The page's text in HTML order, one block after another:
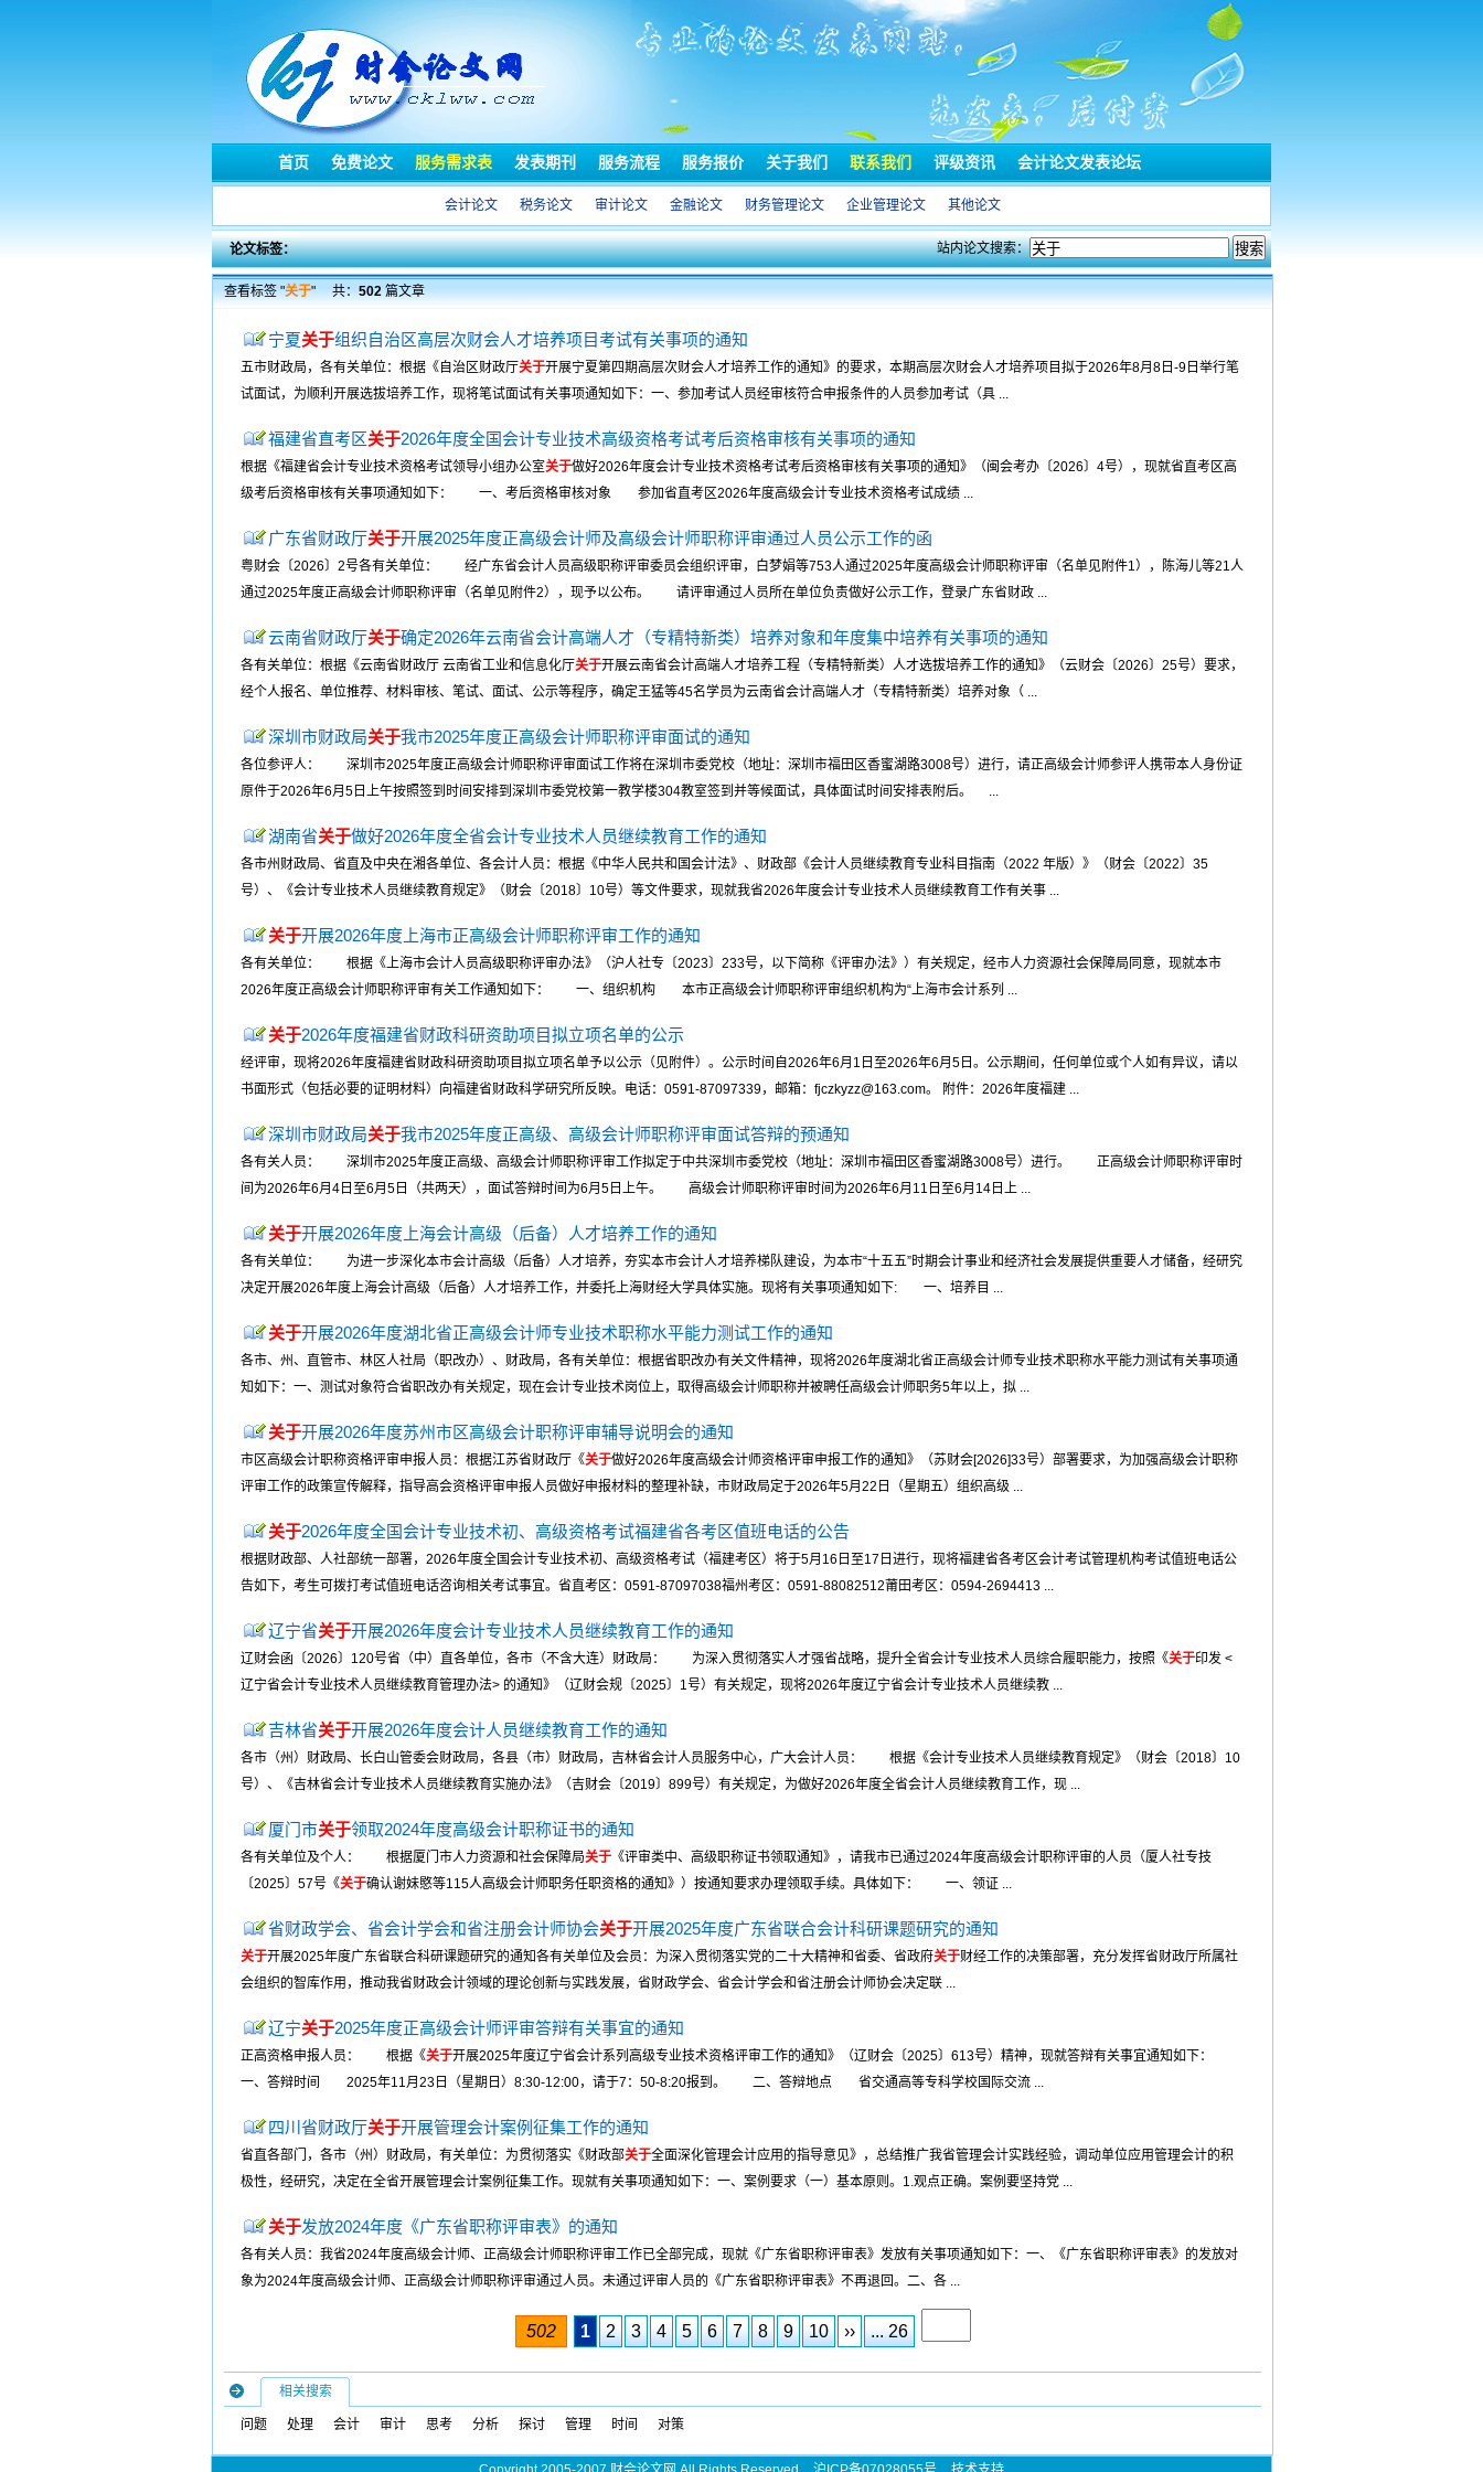
首页 免费论文 服务需求表 发表期刊 服务流程 服务报价 关于我们 联系我们 评级资讯 会计论文发表论坛
会计论文 税务论文 审计论文 金融论文 财务管理论文 企业管理论文 其他论文
论文标签： 站内论文搜索：
查看标签 "关于" 共：502篇文章
宁夏关于组织自治区高层次财会人才培养项目考试有关事项的通知
五市财政局，各有关单位：根据《自治区财政厅关于开展宁夏第四期高层次财会人才培养工作的通知》的要求，本期高层次财会人才培养项目拟于2026年8月8日-9日举行笔
试面试，为顺利开展选拔培养工作，现将笔试面试有关事项通知如下：一、参加考试人员经审核符合申报条件的人员参加考试（具 ...
福建省直考区关于2026年度全国会计专业技术高级资格考试考后资格审核有关事项的通知
根据《福建省会计专业技术资格考试领导小组办公室关于做好2026年度会计专业技术资格考试考后资格审核有关事项的通知》（闽会考办〔2026〕4号），现就省直考区高
级考后资格审核有关事项通知如下： 一、考后资格审核对象 参加省直考区2026年度高级会计专业技术资格考试成绩 ...
广东省财政厅关于开展2025年度正高级会计师及高级会计师职称评审通过人员公示工作的函
粤财会〔2026〕2号各有关单位： 经广东省会计人员高级职称评审委员会组织评审，白梦娟等753人通过2025年度高级会计师职称评审（名单见附件1），陈海儿等21人
通过2025年度正高级会计师职称评审（名单见附件2），现予以公布。 请评审通过人员所在单位负责做好公示工作，登录广东省财政 ...
云南省财政厅关于确定2026年云南省会计高端人才（专精特新类）培养对象和年度集中培养有关事项的通知
各有关单位：根据《云南省财政厅 云南省工业和信息化厅关于开展云南省会计高端人才培养工程（专精特新类）人才选拔培养工作的通知》（云财会〔2026〕25号）要求，
经个人报名、单位推荐、材料审核、笔试、面试、公示等程序，确定王猛等45名学员为云南省会计高端人才（专精特新类）培养对象（ ...
深圳市财政局关于我市2025年度正高级会计师职称评审面试的通知
各位参评人： 深圳市2025年度正高级会计师职称评审面试工作将在深圳市委党校（地址：深圳市福田区香蜜湖路3008号）进行，请正高级会计师参评人携带本人身份证
原件于2026年6月5日上午按照签到时间安排到深圳市委党校第一教学楼304教室签到并等候面试，具体面试时间安排表附后。 ...
湖南省关于做好2026年度全省会计专业技术人员继续教育工作的通知
各市州财政局、省直及中央在湘各单位、各会计人员：根据《中华人民共和国会计法》、财政部《会计人员继续教育专业科目指南（2022 年版）》（财会〔2022〕35
号）、《会计专业技术人员继续教育规定》（财会〔2018〕10号）等文件要求，现就我省2026年度会计专业技术人员继续教育工作有关事 ...
关于开展2026年度上海市正高级会计师职称评审工作的通知
各有关单位： 根据《上海市会计人员高级职称评审办法》（沪人社专〔2023〕233号，以下简称《评审办法》）有关规定，经市人力资源社会保障局同意，现就本市
2026年度正高级会计师职称评审有关工作通知如下： 一、组织机构 本市正高级会计师职称评审组织机构为“上海市会计系列 ...
关于2026年度福建省财政科研资助项目拟立项名单的公示
经评审，现将2026年度福建省财政科研资助项目拟立项名单予以公示（见附件）。公示时间自2026年6月1日至2026年6月5日。公示期间，任何单位或个人如有异议，请以
书面形式（包括必要的证明材料）向福建省财政科学研究所反映。电话：0591-87097339，邮箱：fjczkyzz@163.com。 附件：2026年度福建 ...
深圳市财政局关于我市2025年度正高级、高级会计师职称评审面试答辩的预通知
各有关人员： 深圳市2025年度正高级、高级会计师职称评审工作拟定于中共深圳市委党校（地址：深圳市福田区香蜜湖路3008号）进行。 正高级会计师职称评审时
间为2026年6月4日至6月5日（共两天），面试答辩时间为6月5日上午。 高级会计师职称评审时间为2026年6月11日至6月14日上 ...
关于开展2026年度上海会计高级（后备）人才培养工作的通知
各有关单位： 为进一步深化本市会计高级（后备）人才培养，夯实本市会计人才培养梯队建设，为本市“十五五”时期会计事业和经济社会发展提供重要人才储备，经研究
决定开展2026年度上海会计高级（后备）人才培养工作，并委托上海财经大学具体实施。现将有关事项通知如下: 一、培养目 ...
关于开展2026年度湖北省正高级会计师专业技术职称水平能力测试工作的通知
各市、州、直管市、林区人社局（职改办）、财政局，各有关单位：根据省职改办有关文件精神，现将2026年度湖北省正高级会计师专业技术职称水平能力测试有关事项通
知如下：一、测试对象符合省职改办有关规定，现在会计专业技术岗位上，取得高级会计师职称并被聘任高级会计师职务5年以上，拟 ...
关于开展2026年度苏州市区高级会计职称评审辅导说明会的通知
市区高级会计职称资格评审申报人员：根据江苏省财政厅《关于做好2026年度高级会计师资格评审申报工作的通知》（苏财会[2026]33号）部署要求，为加强高级会计职称
评审工作的政策宣传解释，指导高会资格评审申报人员做好申报材料的整理补缺，市财政局定于2026年5月22日（星期五）组织高级 ...
关于2026年度全国会计专业技术初、高级资格考试福建省各考区值班电话的公告
根据财政部、人社部统一部署，2026年度全国会计专业技术初、高级资格考试（福建考区）将于5月16日至17日进行，现将福建省各考区会计考试管理机构考试值班电话公
告如下，考生可拨打考试值班电话咨询相关考试事宜。省直考区：0591-87097038福州考区：0591-88082512莆田考区：0594-2694413 ...
辽宁省关于开展2026年度会计专业技术人员继续教育工作的通知
辽财会函〔2026〕120号省（中）直各单位，各市（不含大连）财政局： 为深入贯彻落实人才强省战略，提升全省会计专业技术人员综合履职能力，按照《关于印发 <
辽宁省会计专业技术人员继续教育管理办法> 的通知》（辽财会规〔2025〕1号）有关规定，现将2026年度辽宁省会计专业技术人员继续教 ...
吉林省关于开展2026年度会计人员继续教育工作的通知
各市（州）财政局、长白山管委会财政局，各县（市）财政局，吉林省会计人员服务中心，广大会计人员： 根据《会计专业技术人员继续教育规定》（财会〔2018〕10
号）、《吉林省会计专业技术人员继续教育实施办法》（吉财会〔2019〕899号）有关规定，为做好2026年度全省会计人员继续教育工作，现 ...
厦门市关于领取2024年度高级会计职称证书的通知
各有关单位及个人： 根据厦门市人力资源和社会保障局关于 《评审类中、高级职称证书领取通知》，请我市已通过2024年度高级会计职称评审的人员（厦人社专技
〔2025〕57号《关于确认谢妹愍等115人高级会计师职务任职资格的通知》）按通知要求办理领取手续。具体如下： 一、领证 ...
省财政学会、省会计学会和省注册会计师协会关于开展2025年度广东省联合会计科研课题研究的通知
关于开展2025年度广东省联合科研课题研究的通知各有关单位及会员：为深入贯彻落实党的二十大精神和省委、省政府关于财经工作的决策部署，充分发挥省财政厅所属社
会组织的智库作用，推动我省财政会计领域的理论创新与实践发展，省财政学会、省会计学会和省注册会计师协会决定联 ...
辽宁关于2025年度正高级会计师评审答辩有关事宜的通知
正高资格申报人员： 根据《关于开展2025年度辽宁省会计系列高级专业技术资格评审工作的通知》（辽财会〔2025〕613号）精神，现就答辩有关事宜通知如下：
一、答辩时间 2025年11月23日（星期日）8:30-12:00，请于7：50-8:20报到。 二、答辩地点 省交通高等专科学校国际交流 ...
四川省财政厅关于开展管理会计案例征集工作的通知
省直各部门，各市（州）财政局，有关单位：为贯彻落实《财政部关于全面深化管理会计应用的指导意见》，总结推广我省管理会计实践经验，调动单位应用管理会计的积
极性，经研究，决定在全省开展管理会计案例征集工作。现就有关事项通知如下：一、案例要求（一）基本原则。1.观点正确。案例要坚持党 ...
关于发放2024年度《广东省职称评审表》的通知
各有关人员：我省2024年度高级会计师、正高级会计师职称评审工作已全部完成，现就《广东省职称评审表》发放有关事项通知如下：一、《广东省职称评审表》的发放对
象为2024年度高级会计师、正高级会计师职称评审通过人员。未通过评审人员的《广东省职称评审表》不再退回。二、各 ...
502 1 2 3 4 5 6 7 8 9 10 ›› ... 26
相关搜索
问题 处理 会计 审计 思考 分析 探讨 管理 时间 对策